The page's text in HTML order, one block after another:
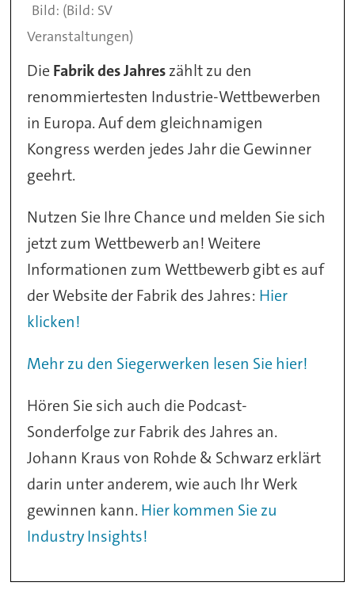
(Bild: SV
Veranstaltungen)
Die Fabrik des Jahreszählt zu den
renommiertesten Industrie-Wettbewerben
in Europa. Auf dem gleichnamigen
Kongress werden jedes Jahr die Gewinner
geehrt.
Nutzen Sie Ihre Chance und melden Sie sich
jetzt zum Wettbewerb an! Weitere
Informationen zum Wettbewerb gibt es auf
der Website der Fabrik des Jahres: Hier
klicken!
Mehr zu den Siegerwerken lesen Sie hier!
Hören Sie sich auch die Podcast-
Sonderfolge zur Fabrik des Jahres an.
Johann Kraus von Rohde & Schwarz erklärt
darin unter anderem, wie auch Ihr Werk
gewinnen kann. Hier kommen Sie zu
Industry Insights!